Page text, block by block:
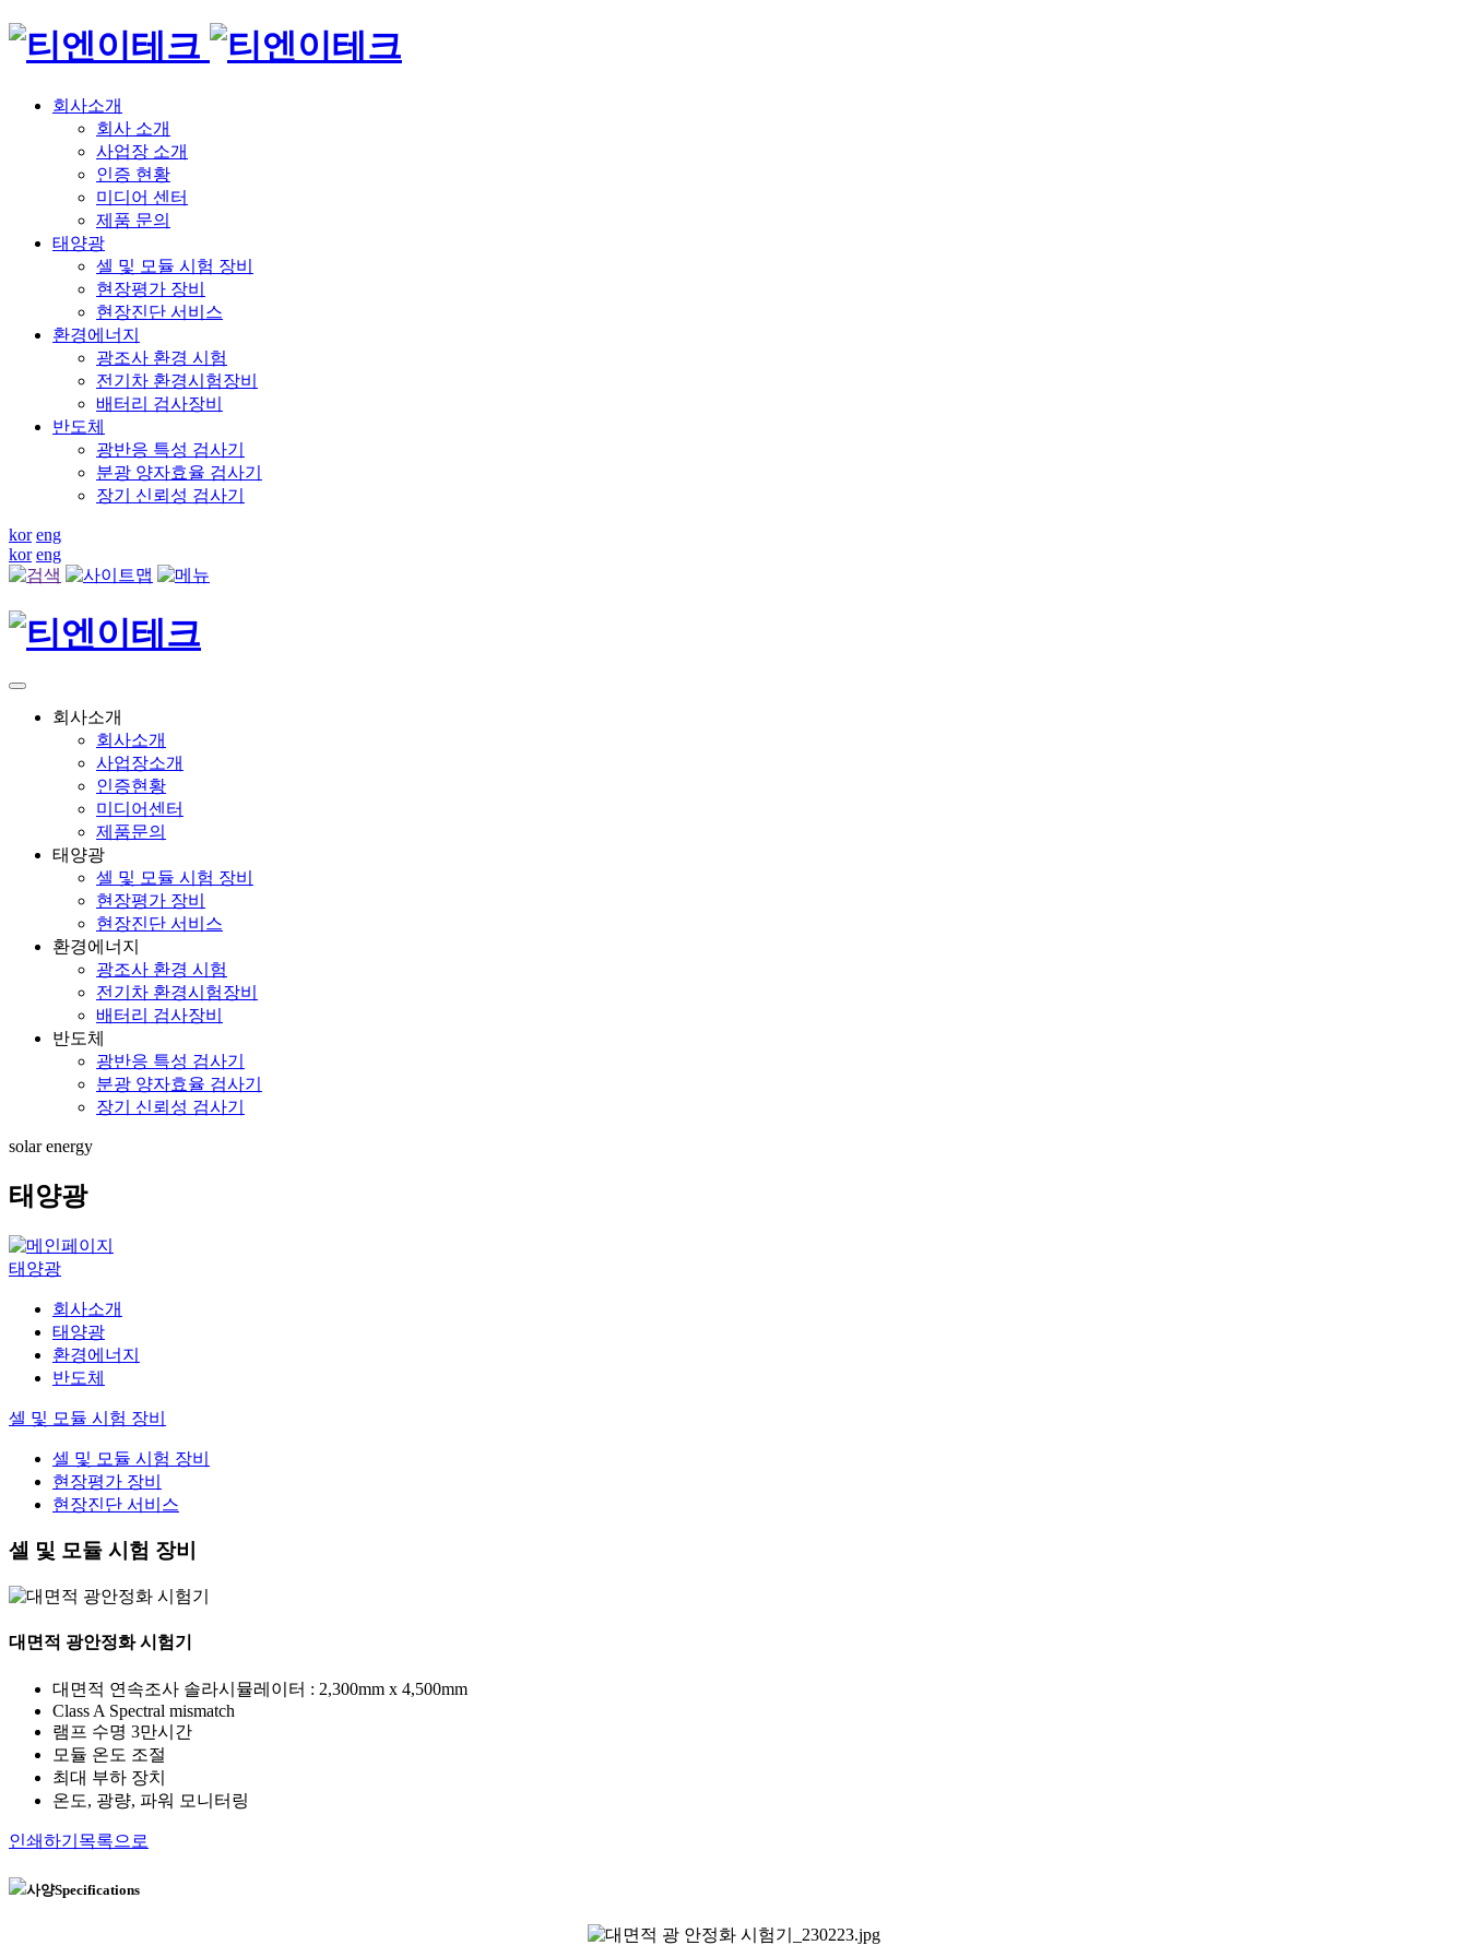
회사소개
회사 소개
사업장 소개
인증 현황
미디어 센터
제품 문의
태양광
셀 및 모듈 시험 장비
현장평가 장비
현장진단 서비스
환경에너지
광조사 환경 시험
전기차 환경시험장비
배터리 검사장비
반도체
광반응 특성 검사기
분광 양자효율 검사기
장기 신뢰성 검사기
kor eng
kor eng
회사소개
회사소개
사업장소개
인증현황
미디어센터
제품문의
태양광
셀 및 모듈 시험 장비
현장평가 장비
현장진단 서비스
환경에너지
광조사 환경 시험
전기차 환경시험장비
배터리 검사장비
반도체
광반응 특성 검사기
분광 양자효율 검사기
장기 신뢰성 검사기
solar energy
태양광
태양광
회사소개
태양광
환경에너지
반도체
셀 및 모듈 시험 장비
셀 및 모듈 시험 장비
현장평가 장비
현장진단 서비스
셀 및 모듈 시험 장비
대면적 광안정화 시험기
대면적 연속조사 솔라시뮬레이터 : 2,300mm x 4,500mm
Class A Spectral mismatch
램프 수명 3만시간
모듈 온도 조절
최대 부하 장치
온도, 광량, 파워 모니터링
인쇄하기 목록으로
사양Specifications